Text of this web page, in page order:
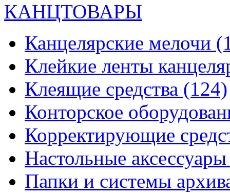
КАНЦТОВАРЫ
Канцелярские мелочи
Клейкие ленты
Клеящие средства (124)
Конторское
Корректирующие
Настольные
Папки и системы